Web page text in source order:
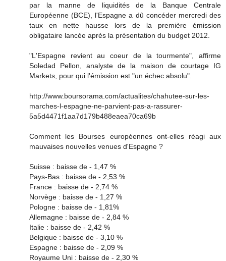
par la manne de liquidités de la Banque Centrale
Européenne (BCE), l'Espagne a dû concéder mercredi des
taux en nette hausse lors de la première émission
obligataire lancée après la présentation du budget 2012.
"L'Espagne revient au coeur de la tourmente", affirme
Soledad Pellon, analyste de la maison de courtage IG
Markets, pour qui l'émission est "un échec absolu".
http://www.boursorama.com/actualites/chahutee-sur-les-
marches-l-espagne-ne-parvient-pas-a-rassurer-
5a5d4471f1aa7d179b488eaea70ca69b
Comment les Bourses européennes ont-elles réagi aux
mauvaises nouvelles venues d'Espagne ?
Suisse : baisse de - 1,47 %
Pays-Bas : baisse de - 2,53 %
France : baisse de - 2,74 %
Norvège : baisse de - 1,27 %
Pologne : baisse de - 1,81%
Allemagne : baisse de - 2,84 %
Italie : baisse de - 2,42 %
Belgique : baisse de - 3,10 %
Espagne : baisse de - 2,09 %
Royaume Uni : baisse de - 2,30 %